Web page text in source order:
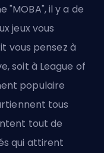
"MOBA", il y a de
jeux vous
vous pensez à
, soit à League of
populaire
tous
tout de
qui attirent